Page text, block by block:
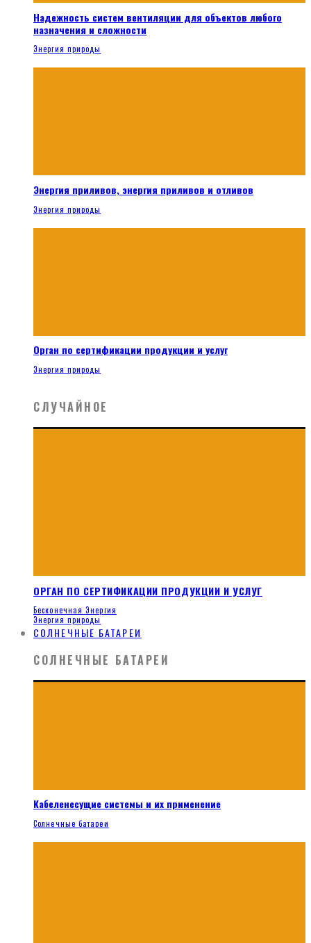
Надежность систем вентиляции для объектов любого
назначения и сложности
Энергия природы
Энергия приливов, энергия приливов и отливов
Энергия природы
Орган по сертификации продукции и услуг
Энергия природы
СЛУЧАЙНОЕ
ОРГАН ПО СЕРТИФИКАЦИИ ПРОДУКЦИИ И УСЛУГ
Бесконечная Энергия
Энергия природы
СОЛНЕЧНЫЕ БАТАРЕИ
СОЛНЕЧНЫЕ БАТАРЕИ
Кабеленесущие системы и их применение
Солнечные батареи